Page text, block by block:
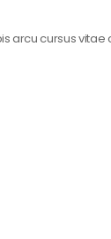
arcu cursus vitae